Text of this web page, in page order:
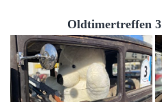
Oldtimertreffen